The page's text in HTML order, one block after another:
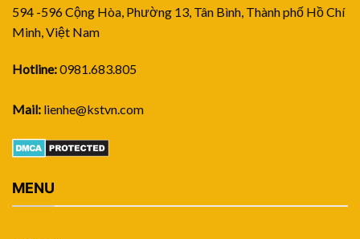
594 -596 Cộng Hòa, Phường 13, Tân Bình, Thành phố Hồ Chí
Minh, Việt Nam
Hotline:0981.683.805
Mail: lienhe@kstvn.com
MENU